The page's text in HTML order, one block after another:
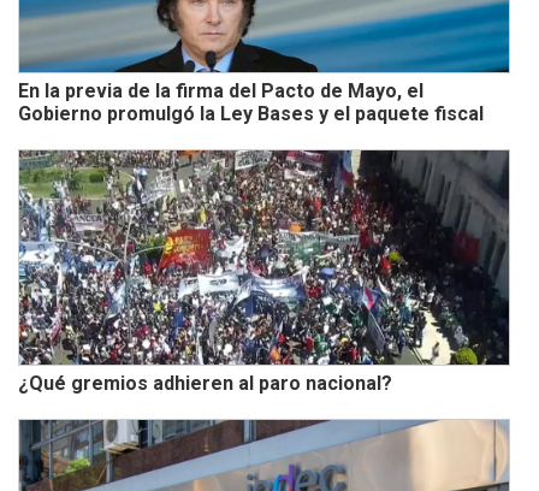
En la previa de la firma del Pacto de Mayo, el
Gobierno promulgó la Ley Bases y el paquete fiscal
¿Qué gremios adhieren al paro nacional?